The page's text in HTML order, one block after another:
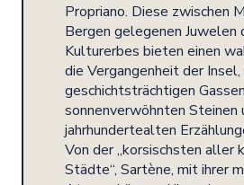
Propriano. Diese zwischen
Bergen gelegenen Juwelen
Kulturerbes bieten einen
die Vergangenheit der
geschichtsträchtigen
sonnenverwöhnten Steinen
jahrhundertealten
Von der „korsischsten aller
Städte“, Sartène, mit ihrer